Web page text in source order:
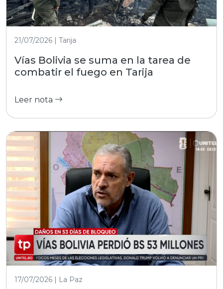
21/07/2026 | Tarija
Vías Bolivia se suma en la tarea de
combatir el fuego en Tarija
Leer nota
17/07/2026 | La Paz